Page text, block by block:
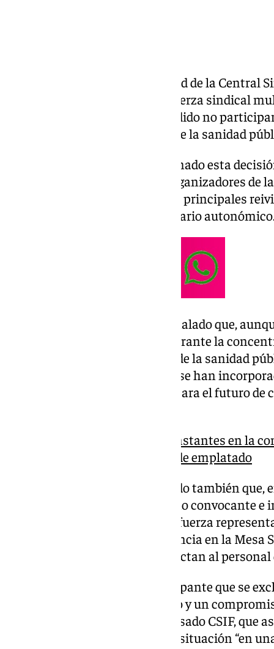
El sector autonómico de Sanidad de la Central
Funcionarios (CSIF), primera fuerza sindical
Andaluz de Salud (SAS), ha decidido no
para este domingo en defensa de la sanidad
La organización sindical ha tomado esta
manifiesto elaborado por los organizadores de
forma destacada muchas de las principales
profesionales del sistema sanitario
En un comunicado, CSIF ha señalado que,
demandas que se expondrán durante la
consciente del delicado estado de la sanidad
respaldar un texto en el que no se han
sindicato considera “cruciales para el futuro
CSIF denuncia retrasos constantes en la
por averías en la máquina de emplatado
La central sindical ha lamentado también que,
se le haya impedido ejercer como convocante
manifestación, pese a ser “una fuerza
afiliados y una destacada presencia en la Mesa
los foros de negociación que afectan al personal
“Resulta sorprendente y preocupante que se
marcado carácter reivindicativo y un
del sistema sanitario”, ha expresado CSIF, que
último momento reconducir la situación “en